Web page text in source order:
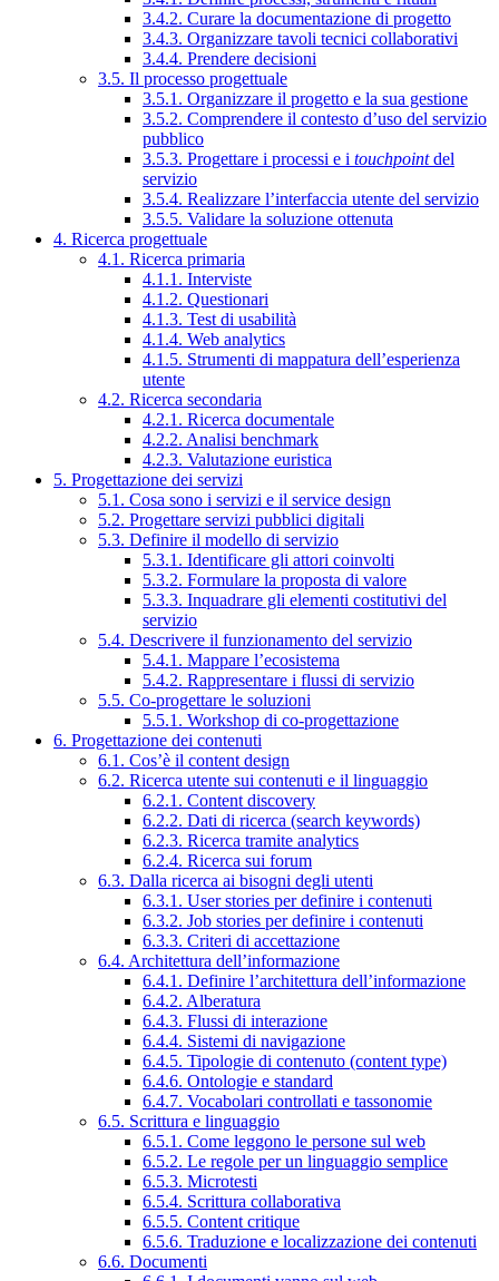
3.4.2. Curare la documentazione di progetto
3.4.3. Organizzare tavoli tecnici collaborativi
3.4.4. Prendere decisioni
3.5. Il processo progettuale
3.5.1. Organizzare il progetto e la sua gestione
3.5.2. Comprendere il contesto d’uso del servizio
pubblico
3.5.3. Progettare i processi e i touchpointdel
servizio
3.5.4. Realizzare l’interfaccia utente del servizio
3.5.5. Validare la soluzione ottenuta
4. Ricerca progettuale
4.1. Ricerca primaria
4.1.1. Interviste
4.1.2. Questionari
4.1.3. Test di usabilità
4.1.4. Web analytics
4.1.5. Strumenti di mappatura dell’esperienza
utente
4.2. Ricerca secondaria
4.2.1. Ricerca documentale
4.2.2. Analisi benchmark
4.2.3. Valutazione euristica
5. Progettazione dei servizi
5.1. Cosa sono i servizi e il service design
5.2. Progettare servizi pubblici digitali
5.3. Definire il modello di servizio
5.3.1. Identificare gli attori coinvolti
5.3.2. Formulare la proposta di valore
5.3.3. Inquadrare gli elementi costitutivi del
servizio
5.4. Descrivere il funzionamento del servizio
5.4.1. Mappare l’ecosistema
5.4.2. Rappresentare i flussi di servizio
5.5. Co-progettare le soluzioni
5.5.1. Workshop di co-progettazione
6. Progettazione dei contenuti
6.1. Cos’è il content design
6.2. Ricerca utente sui contenuti e il linguaggio
6.2.1. Content discovery
6.2.2. Dati di ricerca (search keywords)
6.2.3. Ricerca tramite analytics
6.2.4. Ricerca sui forum
6.3. Dalla ricerca ai bisogni degli utenti
6.3.1. User stories per definire i contenuti
6.3.2. Job stories per definire i contenuti
6.3.3. Criteri di accettazione
6.4. Architettura dell’informazione
6.4.1. Definire l’architettura dell’informazione
6.4.2. Alberatura
6.4.3. Flussi di interazione
6.4.4. Sistemi di navigazione
6.4.5. Tipologie di contenuto (content type)
6.4.6. Ontologie e standard
6.4.7. Vocabolari controllati e tassonomie
6.5. Scrittura e linguaggio
6.5.1. Come leggono le persone sul web
6.5.2. Le regole per un linguaggio semplice
6.5.3. Microtesti
6.5.4. Scrittura collaborativa
6.5.5. Content critique
6.5.6. Traduzione e localizzazione dei contenuti
6.6. Documenti